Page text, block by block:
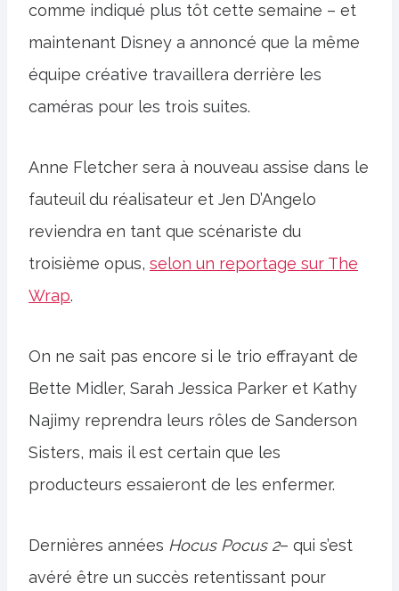
comme indiqué plus tôt cette semaine – et
maintenant Disney a annoncé que la même
équipe créative travaillera derrière les
caméras pour les trois suites.
Anne Fletcher sera à nouveau assise dans le
fauteuil du réalisateur et Jen D’Angelo
reviendra en tant que scénariste du
troisième opus, selon un reportage sur The
Wrap.
On ne sait pas encore si le trio effrayant de
Bette Midler, Sarah Jessica Parker et Kathy
Najimy reprendra leurs rôles de Sanderson
Sisters, mais il est certain que les
producteurs essaieront de les enfermer.
Dernières années Hocus Pocus 2– qui s’est
avéré être un succès retentissant pour